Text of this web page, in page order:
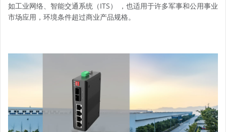
如工业网络、智能交通系统（ITS） ，也适用于许多军事和公用事业
市场应用，环境条件超过商业产品规格。